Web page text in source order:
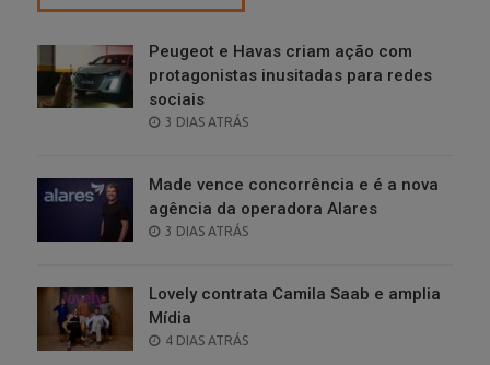
Peugeot e Havas criam ação com
protagonistas inusitadas para redes
sociais
POSTED
3 DIAS ATRÁS
Made vence concorrência e é a nova
agência da operadora Alares
POSTED
3 DIAS ATRÁS
Lovely contrata Camila Saab e amplia
Mídia
POSTED
4 DIAS ATRÁS